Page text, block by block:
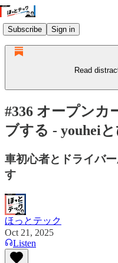
Subscribe Sign in
Read
#336 オープンカ
ブする - youhei
車初心者とドライバ
す
ほっとテック
Oct 21, 2025
Listen